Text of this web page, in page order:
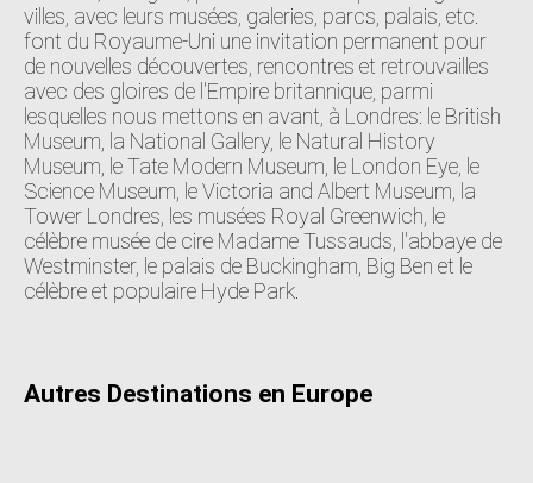
villes, avec leurs musées, galeries, parcs, palais, etc.
font du Royaume-Uni une invitation permanent pour
de nouvelles découvertes, rencontres et retrouvailles
avec des gloires de l'Empire britannique, parmi
lesquelles nous mettons en avant, à Londres: le British
Museum, la National Gallery, le Natural History
Museum, le Tate Modern Museum, le London Eye, le
Science Museum, le Victoria and Albert Museum, la
Tower Londres, les musées Royal Greenwich, le
célèbre musée de cire Madame Tussauds, l'abbaye de
Westminster, le palais de Buckingham, Big Ben et le
célèbre et populaire Hyde Park.
Autres Destinations en Europe